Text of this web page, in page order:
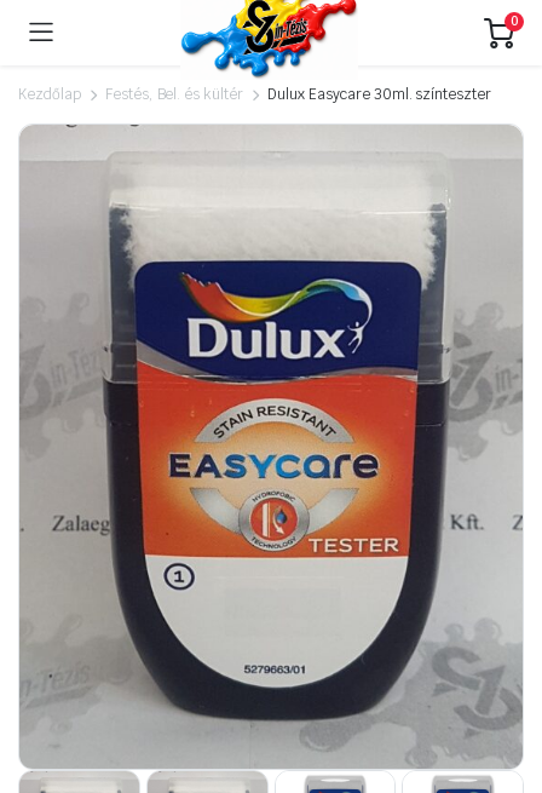
0
Kezdőlap Festés, Bel. és kültér Dulux Easycare 30ml. színteszter